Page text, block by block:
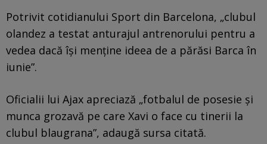
Potrivit cotidianului Sport din Barcelona, „clubul
olandez a testat anturajul antrenorului pentru a
vedea dacă îşi menţine ideea de a părăsi Barca în
iunie”.
Oficialii lui Ajax apreciază „fotbalul de posesie şi
munca grozavă pe care Xavi o face cu tinerii la
clubul blaugrana”, adaugă sursa citată.